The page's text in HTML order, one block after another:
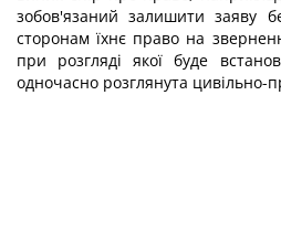
зобов'язаний залишити заяву
сторонам їхнє право на
при розгляді якої буде
одночасно розглянута цивільно-